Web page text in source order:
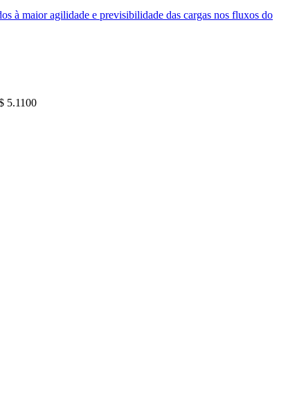
à maior agilidade e previsibilidade das cargas nos fluxos do
5.1100